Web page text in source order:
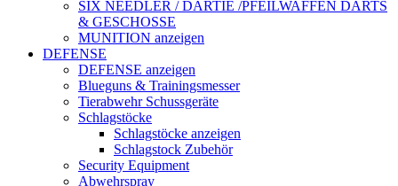
SIX NEEDLER / DARTIE /PFEILWAFFEN DARTS
& GESCHOSSE
MUNITION anzeigen
DEFENSE
DEFENSE anzeigen
Blueguns & Trainingsmesser
Tierabwehr Schussgeräte
Schlagstöcke
Schlagstöcke anzeigen
Schlagstock Zubehör
Security Equipment
Abwehrspray